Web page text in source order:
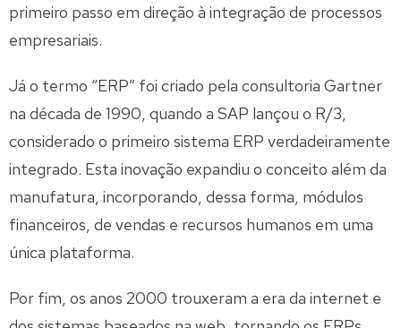
primeiro passo em direção à integração de processos
empresariais.
Já o termo “ERP” foi criado pela consultoria Gartner
na década de 1990, quando a SAP lançou o R/3,
considerado o primeiro sistema ERP verdadeiramente
integrado. Esta inovação expandiu o conceito além da
manufatura, incorporando, dessa forma, módulos
financeiros, de vendas e recursos humanos em uma
única plataforma.
Por fim, os anos 2000 trouxeram a era da internet e